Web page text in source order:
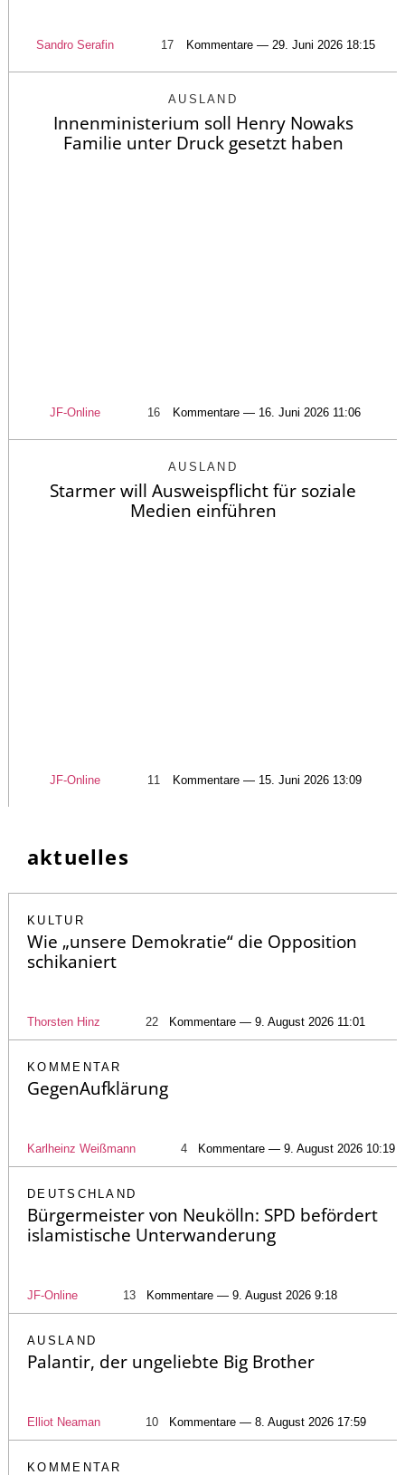
Sandro Serafin 17 Kommentare — 29. Juni 2026 18:15
AUSLAND
Innenministerium soll Henry Nowaks
Familie unter Druck gesetzt haben
JF-Online 16 Kommentare — 16. Juni 2026 11:06
AUSLAND
Starmer will Ausweispflicht für soziale
Medien einführen
JF-Online 11 Kommentare — 15. Juni 2026 13:09
aktuelles
KULTUR
Wie „unsere Demokratie“ die Opposition
schikaniert
Thorsten Hinz 22 Kommentare — 9. August 2026 11:01
KOMMENTAR
GegenAufklärung
Karlheinz Weißmann 4 Kommentare — 9. August 2026 10:19
DEUTSCHLAND
Bürgermeister von Neukölln: SPD befördert
islamistische Unterwanderung
JF-Online 13 Kommentare — 9. August 2026 9:18
AUSLAND
Palantir, der ungeliebte Big Brother
Elliot Neaman 10 Kommentare — 8. August 2026 17:59
KOMMENTAR